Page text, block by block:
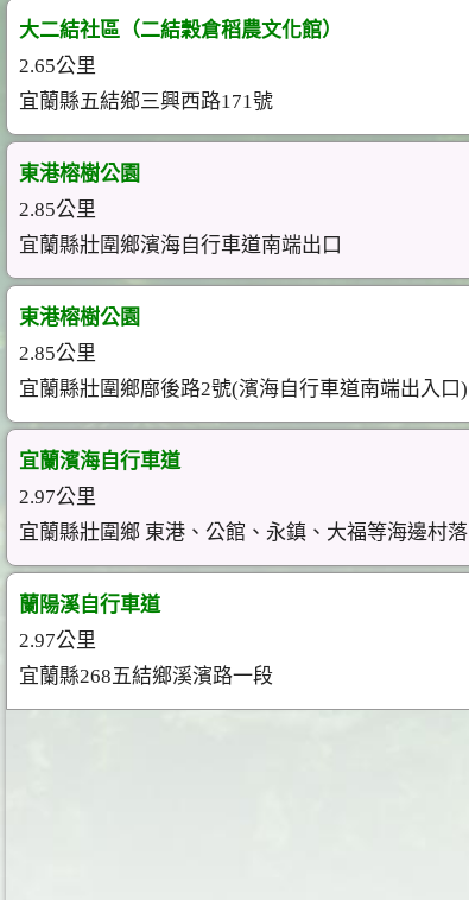
大二結社區（二結穀倉稻農文化館）
2.65公里
宜蘭縣五結鄉三興西路171號
東港榕樹公園
2.85公里
宜蘭縣壯圍鄉濱海自行車道南端出口
東港榕樹公園
2.85公里
宜蘭縣壯圍鄉廍後路2號(濱海自行車道南端出入口)
宜蘭濱海自行車道
2.97公里
宜蘭縣壯圍鄉 東港、公館、永鎮、大福等海邊村落
蘭陽溪自行車道
2.97公里
宜蘭縣268五結鄉溪濱路一段